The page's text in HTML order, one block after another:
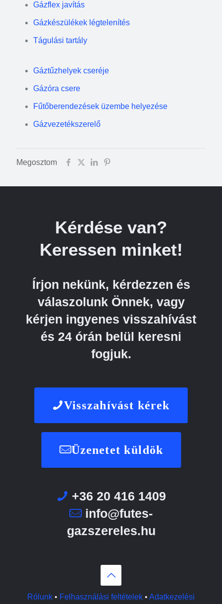
Gázflex javítás
Gázkészülékek légtelenítés
Tágulási tartály
Gáztűzhelyek cseréje
Gázóra csere
Fűtőberendezések üzembe helyezése
Gázvezetékszerelő
Megosztom
Kérdése van?
Keressen minket!
Írjon nekünk, kérdezzen és
válaszolunk Önnek, vagy
kérjen ingyenes visszahívást
és 24 órán belül keresni
fogjuk.
Visszahívást kérek
Üzenetet küldök
+36 20 416 1409
info@futes-
gazszereles.hu
Rólunk • Felhasználási feltételek • Adatkezelési